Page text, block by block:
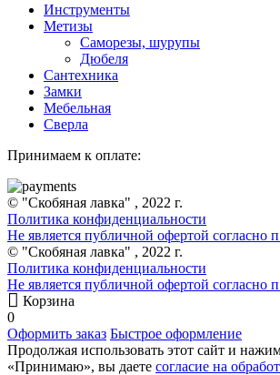
Инструменты
Метизы
Саморезы, шурупы
Дюбеля
Сантехника
Замки
Мебельная
Сверла
Принимаем к оплате:
© "Скобяная лавка" , 2022 г.
Политика конфиденциальности
Не является публичной офертой согласно
© "Скобяная лавка" , 2022 г.
Политика конфиденциальности
Не является публичной офертой согласно
Корзина
0
Оформить заказ Быстрое оформление
Продолжая использовать этот сайт и
«Принимаю», вы даете согласие на